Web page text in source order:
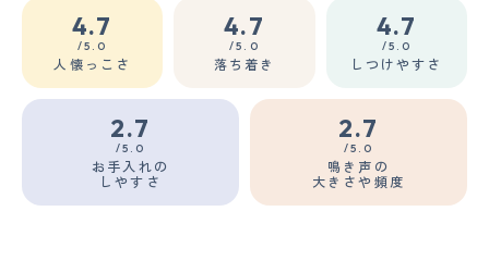
4.7
/5.0
人懐っこさ
4.7
/5.0
落ち着き
4.7
/5.0
しつけやすさ
2.7
/5.0
お手入れの
しやすさ
2.7
/5.0
鳴き声の
大きさや頻度